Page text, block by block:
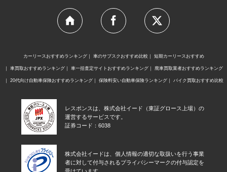
カーリースおすすめランキング 車のサブスクおすすめ比較 短期カーリースおすすめ
車買取おすすめランキング 車一括査定サイトおすすめランキング 廃車買取業者おすすめランキング
20代向け自動車保険おすすめランキング 保険料安い自動車保険ランキング バイク買取おすすめ比較
レスポンスは、株式会社イード（東証グロース上場）の
運営するサービスです。
証券コード：6038
株式会社イードは、個人情報の適切な取扱いを行う事業
者に対して付与されるプライバシーマークの付与認定を